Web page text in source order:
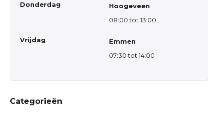
Donderdag
Hoogeveen
08:00 tot 13:00
Vrijdag
Emmen
07:30 tot 14:00
Categorieën